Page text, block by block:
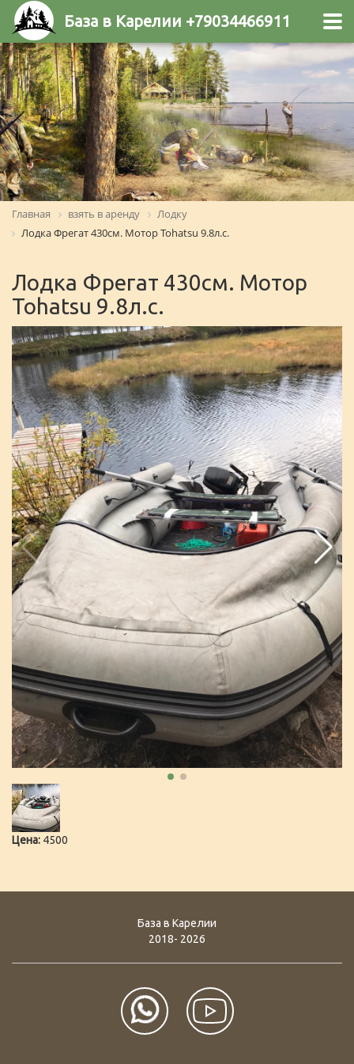
База в Карелии +79034466911
Главная взять в аренду
Лодку
Лодка Фрегат 430см. Мотор Tohatsu 9.8л.с.
Лодка Фрегат 430см. Мотор
Tohatsu 9.8л.с.
Цена: 4500
База в Карелии
2018- 2026